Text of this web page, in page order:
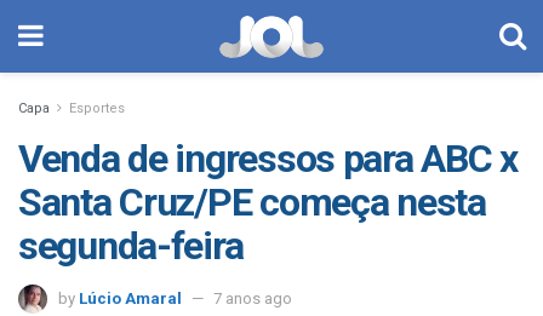
Capa Esportes
Venda de ingressos para ABC x
Santa Cruz/PE começa nesta
segunda-feira
by Lúcio Amaral 7 anos ago